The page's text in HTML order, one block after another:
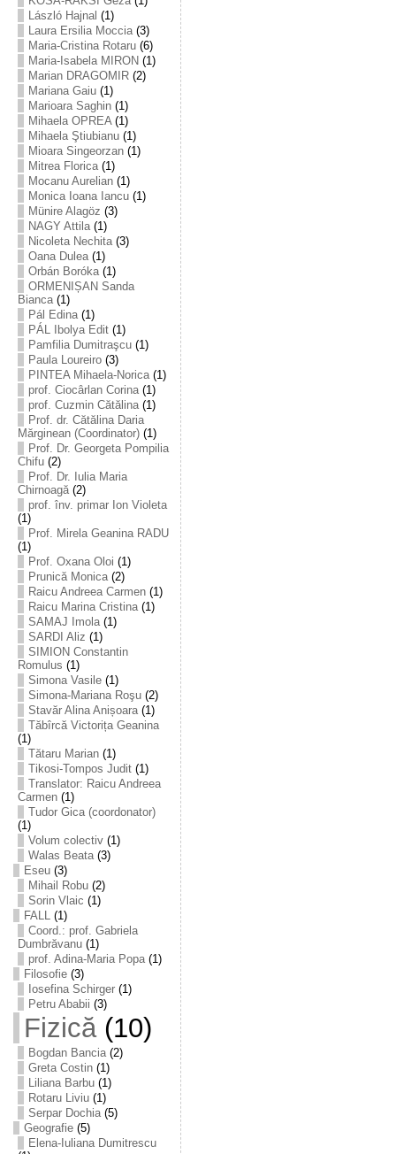
László Hajnal (1)
Laura Ersilia Moccia(3)
Maria-Cristina Rotaru(6)
Maria-Isabela MIRON (1)
Marian DRAGOMIR(2)
Mariana Gaiu(1)
Marioara Saghin(1)
Mihaela OPREA(1)
Mihaela Ştiubianu(1)
Mioara Singeorzan(1)
Mitrea Florica(1)
Mocanu Aurelian(1)
Monica Ioana Iancu(1)
Münire Alagöz (3)
NAGY Attila(1)
Nicoleta Nechita(3)
Oana Dulea(1)
Orbán Boróka(1)
ORMENIȘAN Sanda
Bianca(1)
Pál Edina(1)
PÁL Ibolya Edit(1)
Pamfilia Dumitraşcu(1)
Paula Loureiro(3)
PINTEA Mihaela-Norica(1)
prof. Ciocârlan Corina(1)
prof. Cuzmin Cătălina(1)
Prof. dr. Cătălina Daria
Mărginean (Coordinator)(1)
Prof. Dr. Georgeta Pompilia
Chifu(2)
Prof. Dr. Iulia Maria
Chirnoagă(2)
prof. înv. primar Ion Violeta
(1)
Prof. Mirela Geanina RADU
(1)
Prof. Oxana Oloi (1)
Prunică Monica(2)
Raicu Andreea Carmen(1)
Raicu Marina Cristina(1)
SAMAJ Imola(1)
SARDI Aliz (1)
SIMION Constantin
Romulus (1)
Simona Vasile(1)
Simona-Mariana Roşu(2)
Stavăr Alina Anișoara(1)
Tăbîrcă Victorița Geanina
(1)
Tătaru Marian(1)
Tikosi-Tompos Judit(1)
Translator: Raicu Andreea
Carmen(1)
Tudor Gica (coordonator)
(1)
Volum colectiv(1)
Walas Beata(3)
Eseu(3)
Mihail Robu(2)
Sorin Vlaic (1)
FALL(1)
Coord.: prof. Gabriela
Dumbrăvanu(1)
prof. Adina-Maria Popa(1)
Filosofie(3)
Iosefina Schirger(1)
Petru Ababii (3)
Fizică(10)
Bogdan Bancia(2)
Greta Costin(1)
Liliana Barbu(1)
Rotaru Liviu(1)
Serpar Dochia(5)
Geografie(5)
Elena-Iuliana Dumitrescu